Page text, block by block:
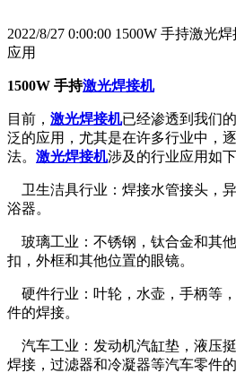
2022/8/27 0:00:00 1500W 手持激光
应用
1500W 手持激光焊接机
目前， 激光焊接机已经渗透到我们
泛的应用，尤其是在许多行业中，
法。 激光焊接机涉及的行业应用如下
卫生洁具行业：焊接水管接头，
浴器。
玻璃工业：不锈钢，钛合金和其
扣，外框和其他位置的眼镜。
硬件行业：叶轮，水壶，手柄等
件的焊接。
汽车工业：发动机汽缸垫，液压
焊接，过滤器和冷凝器等汽车零件的